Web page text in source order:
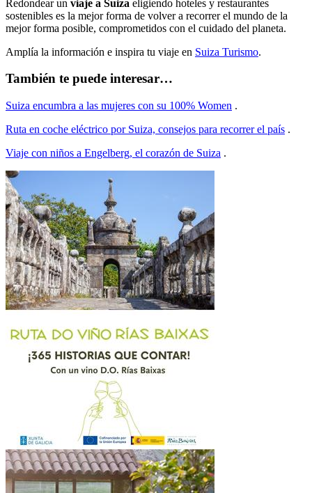
Redondear un viaje a Suiza eligiendo hoteles y restaurantes
sostenibles es la mejor forma de volver a recorrer el mundo de la
mejor forma posible, comprometidos con el cuidado del planeta.
Amplía la información e inspira tu viaje en Suiza Turismo.
También te puede interesar…
Suiza encumbra a las mujeres con su 100% Women .
Ruta en coche eléctrico por Suiza, consejos para recorrer el país .
Viaje con niños a Engelberg, el corazón de Suiza .